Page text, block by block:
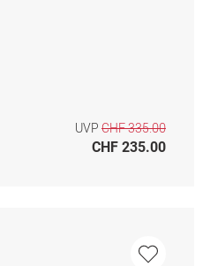
UVP CHF 335.00
CHF 235.00